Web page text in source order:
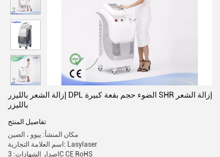
إزالة الشعر بالليزر DPL الضوء حجم بقعة كبيرة SHR إزالة الشعر
بالليزر
تفاصيل المنتج
مكان المنشأ: ييوو ، الصين
اسم العلامة التجارية: Lasylaser
إصدار الشهادات: 3C CE RoHS